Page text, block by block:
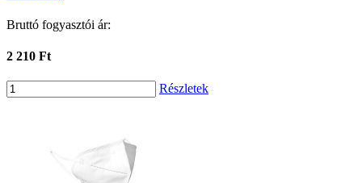
Bruttó fogyasztói ár:
2 210 Ft
Részletek